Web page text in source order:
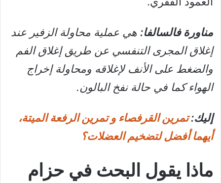
مناورة فالسالفا: هي عملية محاولة الزفير عند
إغلاق المجرى التنفسي عن طريق إغلاق الفم
والضغط على الأنف لإغلاقه ومحاولة إخراج
الهواء كما في حالة نفخ البالون.
إليك:تمرين القرفصاء و تمرين الرفعة الميتة،
أيهما أفضل لتضخيم العضلات؟
ماذا يقول البحث في حزام